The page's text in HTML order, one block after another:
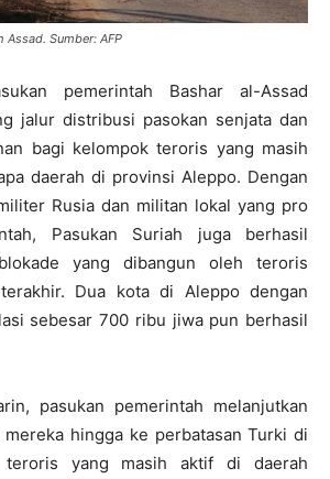
Assad. Sumber: AFP
pemerintah Bashar al-Assad
jalur distribusi pasokan senjata dan
bagi kelompok teroris yang masih
daerah di provinsi Aleppo. Dengan
Rusia dan militan lokal yang pro
Pasukan Suriah juga berhasil
yang dibangun oleh teroris
Dua kota di Aleppo dengan
sebesar 700 ribu jiwa pun berhasil
pasukan pemerintah melanjutkan
hingga ke perbatasan Turki di
teroris yang masih aktif di daerah